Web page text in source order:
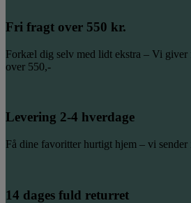
Fri fragt over 550 kr.
Forkæl dig selv med lidt ekstra – Vi giver
over 550,-
Levering 2-4 hverdage
Få dine favoritter hurtigt hjem – vi
14 dages fuld returret